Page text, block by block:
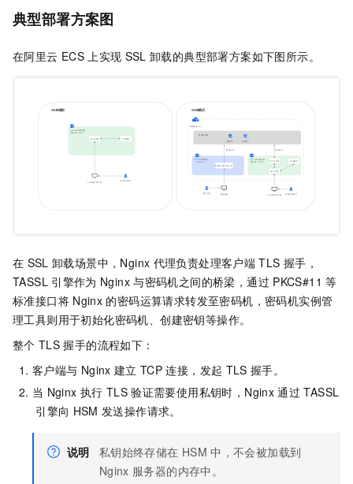
典型部署方案图
在阿里云 ECS 上实现 SSL 卸载的典型部署方案如下图所示。
在 SSL 卸载场景中，Nginx 代理负责处理客户端 TLS 握手，
TASSL 引擎作为 Nginx 与密码机之间的桥梁，通过 PKCS#11 等
标准接口将 Nginx 的密码运算请求转发至密码机，密码机实例管
理工具则用于初始化密码机、创建密钥等操作。
整个 TLS 握手的流程如下：
客户端与 Nginx 建立 TCP 连接，发起 TLS 握手。
当 Nginx 执行 TLS 验证需要使用私钥时，Nginx 通过 TASSL
引擎向 HSM 发送操作请求。
说明 私钥始终存储在 HSM 中，不会被加载到
Nginx 服务器的内存中。